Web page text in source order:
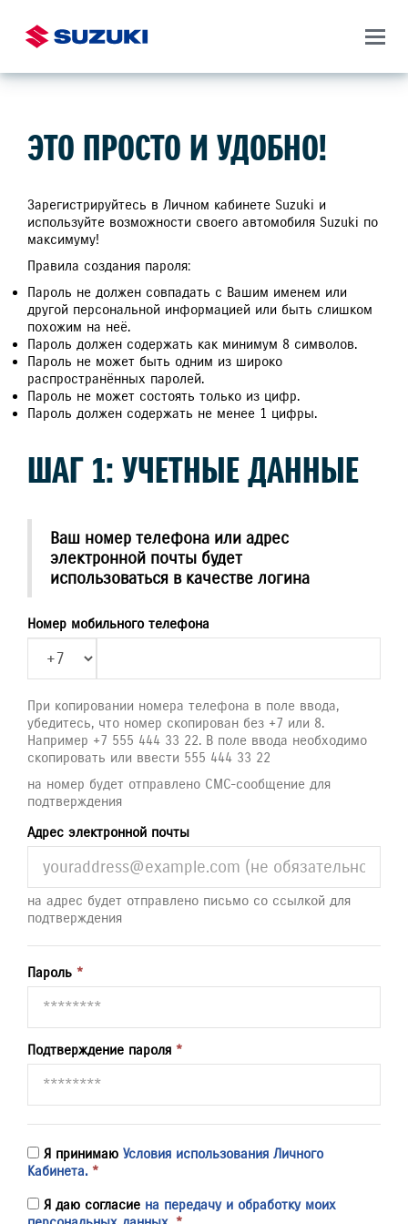
ЭТО ПРОСТО И УДОБНО!
Зарегистрируйтесь в Личном кабинете Suzuki и
используйте возможности своего автомобиля Suzuki по
максимуму!
Правила создания пароля:
Пароль не должен совпадать с Вашим именем или
другой персональной информацией или быть слишком
похожим на неё.
Пароль должен содержать как минимум 8 символов.
Пароль не может быть одним из широко
распространённых паролей.
Пароль не может состоять только из цифр.
Пароль должен содержать не менее 1 цифры.
ШАГ 1: УЧЕТНЫЕ ДАННЫЕ
Ваш номер телефона или адрес
электронной почты будет
использоваться в качестве логина
Номер мобильного телефона
При копировании номера телефона в поле ввода,
убедитесь, что номер скопирован без +7 или 8.
Например +7 555 444 33 22. В поле ввода необходимо
скопировать или ввести 555 444 33 22
на номер будет отправлено СМС-сообщение для
подтверждения
Адрес электронной почты
на адрес будет отправлено письмо со ссылкой для
подтверждения
Пароль *
Подтверждение пароля *
Я принимаю Условия использования Личного
Кабинета. *
Я даю согласие на передачу и обработку моих